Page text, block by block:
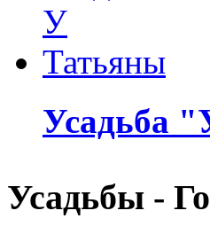
Усадьба
Усадьбы -